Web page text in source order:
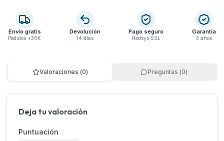
Envío gratis
Pedidos +30€
Devolución
14 días
Pago seguro
Redsys SSL
Garantía
3 años
Valoraciones (0) Preguntas (0)
Deja tu valoración
Puntuación